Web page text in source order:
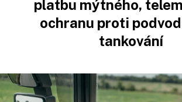
platbu mýtného,
ochranu proti
tankování